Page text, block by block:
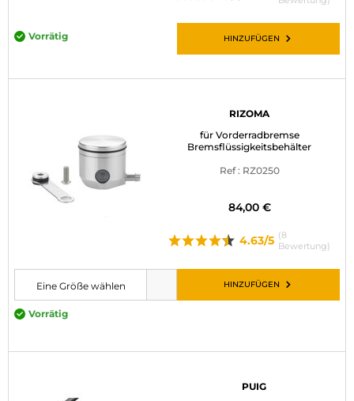
Vorrätig HINZUFÜGEN
RIZOMA
für Vorderradbremse
Bremsflüssigkeitsbehälter
Ref : RZ0250
84,00 €
4.63/5 (8
Bewertung)
Bitte wählen Sie eine Größe, bevor Sie den Artikel in den Warenkorb
Eine Größe wählen
Vorrätig
HINZUFÜGEN
PUIG